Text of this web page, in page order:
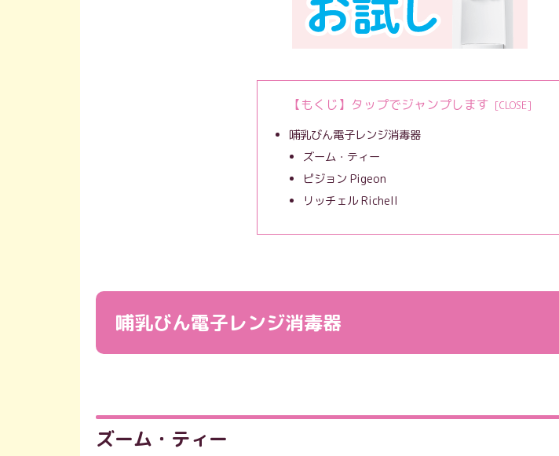
【もくじ】タップでジャンプします
哺乳びん電子レンジ消毒器
ズーム・ティー
ピジョン Pigeon
リッチェル Richell
哺乳びん電子レンジ消毒器
ズーム・ティー